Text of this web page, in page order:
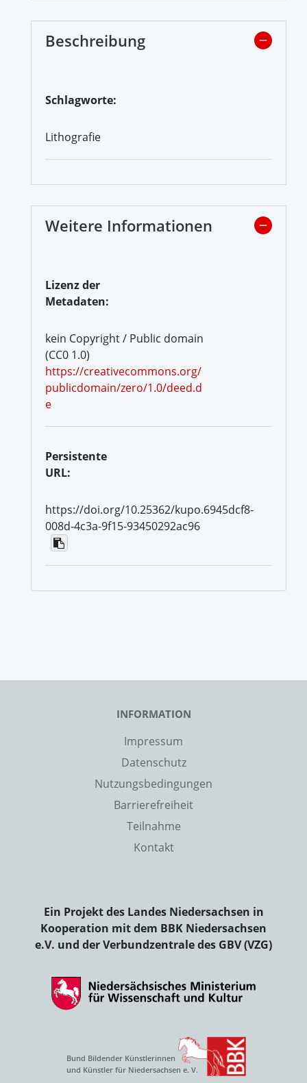
Beschreibung
Schlagworte:
Lithografie
Weitere Informationen
Lizenz der
Metadaten:
kein Copyright / Public domain
(CC0 1.0)
https://creativecommons.org/
publicdomain/zero/1.0/deed.d
e
Persistente
URL:
https://doi.org/10.25362/kupo.6945dcf8-
008d-4c3a-9f15-93450292ac96
INFORMATION
Impressum
Datenschutz
Nutzungsbedingungen
Barrierefreiheit
Teilnahme
Kontakt
Ein Projekt des Landes Niedersachsen in
Kooperation mit dem BBK Niedersachsen
e.V. und der Verbundzentrale des GBV (VZG)
Bund Bildender Künstlerinnen
und Künstler für Niedersachsen e. V.